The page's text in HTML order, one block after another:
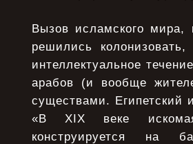
Вызов исламского
решились
интеллектуальное
арабов (и вообще
существами.
«В XIX веке искомая
конструируется на